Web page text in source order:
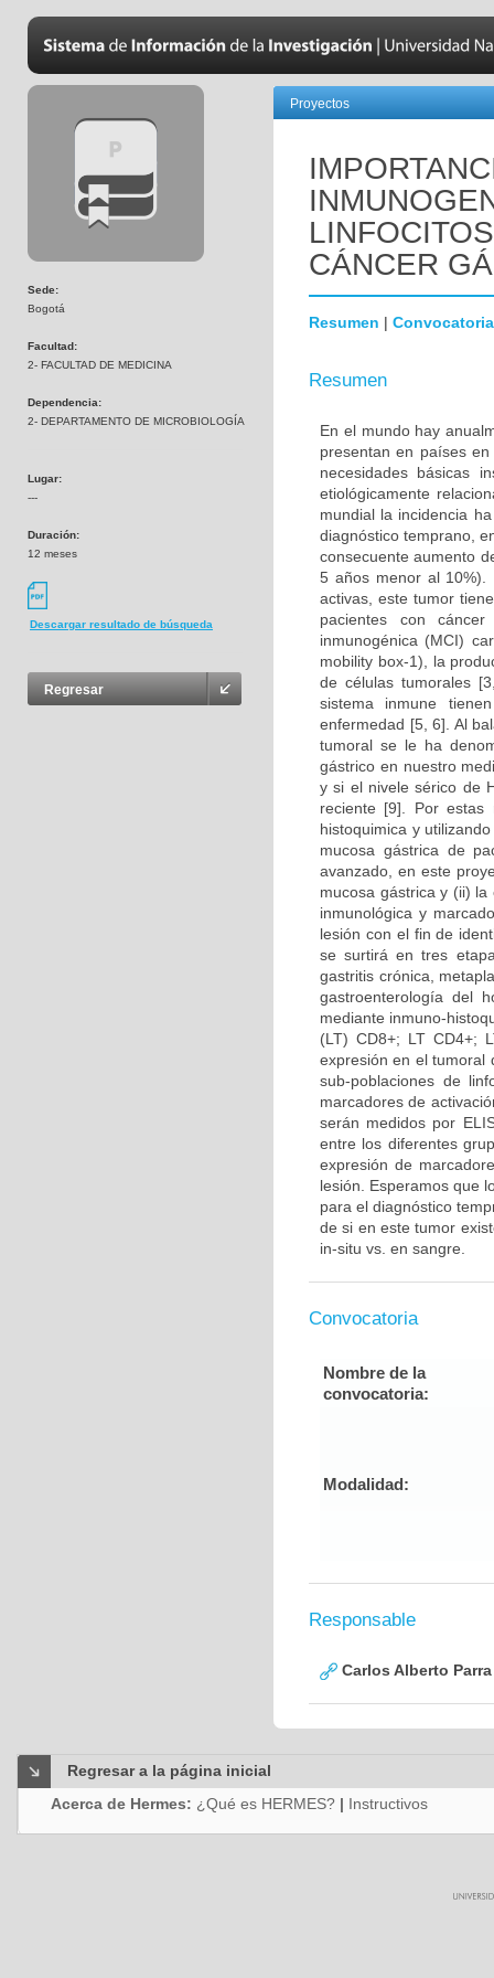
Sede:
Bogotá
Facultad:
2- FACULTAD DE MEDICINA
Dependencia:
2- DEPARTAMENTO DE MICROBIOLOGÍA
Lugar:
---
Duración:
12 meses
Descargar resultado de búsqueda
Regresar
Proyectos
CÁNCER
Resumen | Convocatoria
Resumen
En el mundo hay
presentan en países
necesidades básicas
etiológicamente
mundial la incidencia
diagnóstico temprano,
consecuente aumento
5 años menor al 10%).
activas, este tumor
pacientes con
inmunogénica (MCI)
mobility box-1), la
de células tumorales
sistema inmune
enfermedad [5, 6]. Al
tumoral se le ha
gástrico en nuestro
y si el nivele sérico de
reciente [9]. Por estas
histoquimica y
mucosa gástrica de
avanzado, en este
mucosa gástrica y (ii)
inmunológica y
lesión con el fin de
se surtirá en tres
gastritis crónica,
gastroenterología del
mediante inmuno-
(LT) CD8+; LT CD4+;
expresión en el tumoral
sub-poblaciones de
marcadores de
serán medidos por
entre los diferentes
expresión de
lesión. Esperamos que
para el diagnóstico
de si en este tumor
in-situ vs. en sangre.
Convocatoria
Nombre de la
convocatoria:
Modalidad:
Responsable
Carlos Alberto
Regresar a la página inicial
Acerca de Hermes: ¿Qué es HERMES? | Instructivos